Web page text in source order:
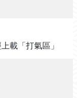
載「打氣區」